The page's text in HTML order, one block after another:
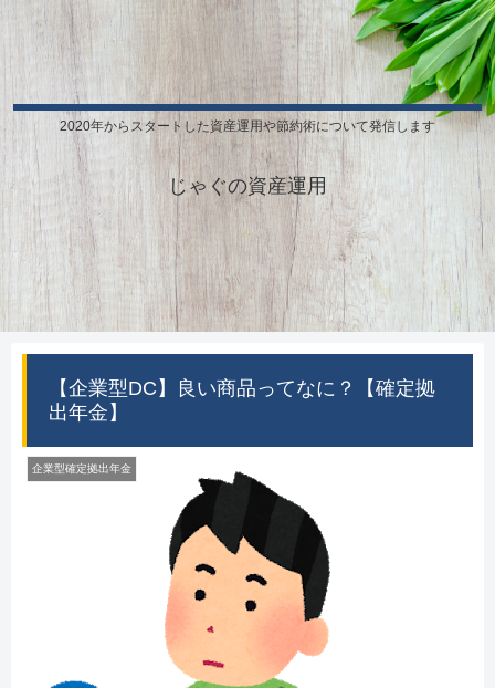
2020年からスタートした資産運用や節約術について発信します
じゃぐの資産運用
【企業型DC】良い商品ってなに？【確定拠
出年金】
企業型確定拠出年金